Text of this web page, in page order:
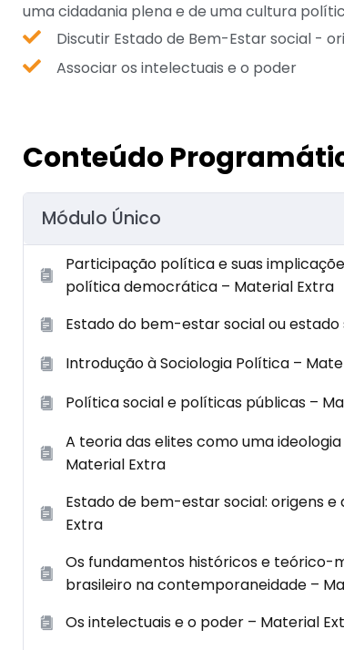
uma cidadania plena e de uma cultura
Discutir Estado de Bem-Estar social -
Associar os intelectuais e o poder
Conteúdo
Módulo Único
Participação política e suas
política democrática – Material Extra
Estado do bem-estar social ou
Introdução à Sociologia Política –
Política social e políticas públicas –
A teoria das elites como uma
Material Extra
Estado de bem-estar social: origens
Extra
Os fundamentos históricos e teórico-­
brasileiro na contemporaneidade –
Os intelectuais e o poder – Material